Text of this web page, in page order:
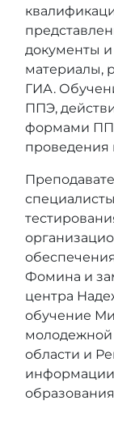
документы
материалы,
ГИА.
ППЭ,
формами
проведения
Фомина и
центра
обучение
молодежной
области и
информации